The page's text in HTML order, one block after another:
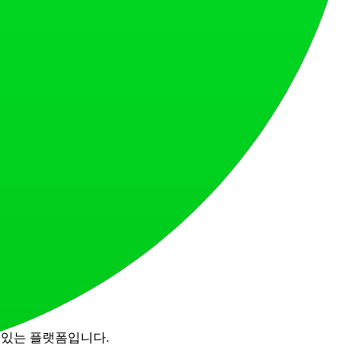
만들어 보세요. 지금 Collie를 사용해 보세요!
원 보너스를 받을 수 있습니다.
는 플랫폼입니다.